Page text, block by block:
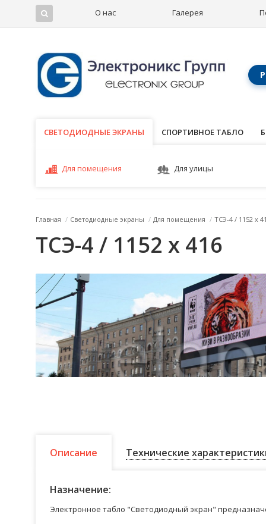
О нас Галерея
СВЕТОДИОДНЫЕ ЭКРАНЫ
СВЕТОДИОДНЫЕ ЭКРАНЫ СПОРТИВНОЕ ТАБЛО
Для помещения Для улицы
Главная / Светодиодные экраны / Для помещения / ТСЭ-4 / 1152 x
ТСЭ-4 / 1152 x 416
Описание Технические
Назначение:
Электронное табло "Светодиодный экран"